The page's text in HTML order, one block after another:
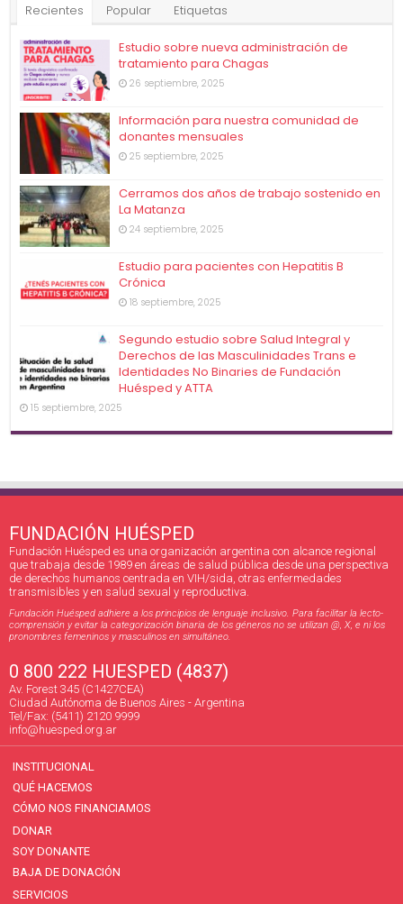
Recientes Popular Etiquetas
Estudio sobre nueva administración de
tratamiento para Chagas
26 septiembre, 2025
Información para nuestra comunidad de
donantes mensuales
25 septiembre, 2025
Cerramos dos años de trabajo sostenido en
La Matanza
24 septiembre, 2025
Estudio para pacientes con Hepatitis B
Crónica
18 septiembre, 2025
Segundo estudio sobre Salud Integral y
Derechos de las Masculinidades Trans e
Identidades No Binaries de Fundación
Huésped y ATTA
15 septiembre, 2025
FUNDACIÓN HUÉSPED
Fundación Huésped es una organización argentina con alcance regional
que trabaja desde 1989 en áreas de salud pública desde una perspectiva
de derechos humanos centrada en VIH/sida, otras enfermedades
transmisibles y en salud sexual y reproductiva.
Fundación Huésped adhiere a los principios de lenguaje inclusivo. Para facilitar la lecto-
comprensión y evitar la categorización binaria de los géneros no se utilizan @, X, e ni los
pronombres femeninos y masculinos en simultáneo.
0 800 222 HUESPED (4837)
Av. Forest 345 (C1427CEA)
Ciudad Autónoma de Buenos Aires - Argentina
Tel/Fax: (5411) 2120 9999
info@huesped.org.ar
INSTITUCIONAL
QUÉ HACEMOS
CÓMO NOS FINANCIAMOS
DONAR
SOY DONANTE
BAJA DE DONACIÓN
SERVICIOS